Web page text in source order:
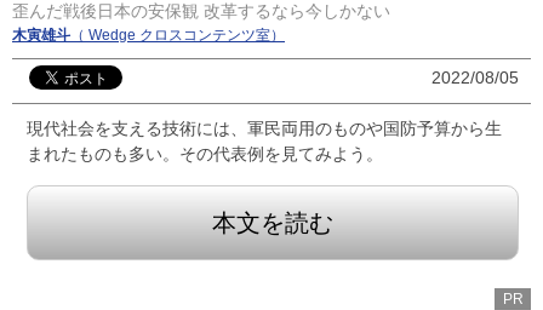
歪んだ戦後日本の安保観 改革するなら今しかない
木寅雄斗 （ Wedge クロスコンテンツ室）
2022/08/05
現代社会を支える技術には、軍民両用のものや国防予算から生
まれたものも多い。その代表例を見てみよう。
本文を読む
PR